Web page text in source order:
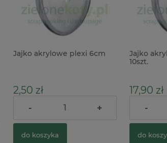
Jajko akrylowe plexi 6cm
2,50 zł
- +
do koszyka
Jajko
10szt.
17,90 zł
Cena
-
do